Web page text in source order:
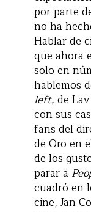
por parte
no ha
Hablar de
que ahora
solo en
hablemos
left, de
con sus
fans del
de Oro en
de los
parar a
cuadró en
cine, Jan